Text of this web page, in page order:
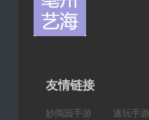
友情链接
妙阅园手游 速玩手